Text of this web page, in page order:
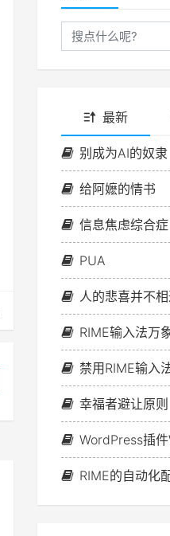
最新
别成为AI的奴隶
给阿嬷的情书
信息焦虑综合症
PUA
人的悲喜并不
RIME输入法万象拼
禁用RIME输入法
幸福者避让原则
WordPress插件WP-
RIME的自动化